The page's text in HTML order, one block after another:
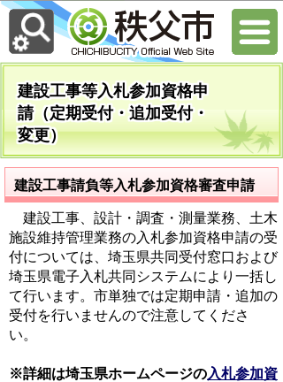
建設工事等入札参加資格申
請（定期受付・追加受付・
変更）
建設工事請負等入札参加資格審査申請
建設工事、設計・調査・測量業務、土木
施設維持管理業務の入札参加資格申請の受
付については、埼玉県共同受付窓口および
埼玉県電子入札共同システムにより一括し
て行います。市単独では定期申請・追加の
受付を行いませんので注意してくださ
い。
※詳細は埼玉県ホームページの入札参加資